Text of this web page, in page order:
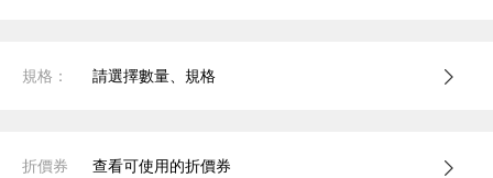
規格： 請選擇數量、規格
折價券 查看可使用的折價券